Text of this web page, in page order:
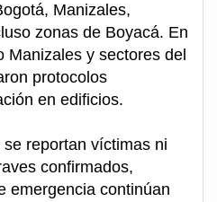
Manizales,
zonas de Boyacá. En
Manizales y sectores del
protocolos
en edificios.
reportan víctimas ni
confirmados,
emergencia continúan